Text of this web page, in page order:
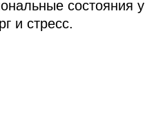
состояния у
и стресс.